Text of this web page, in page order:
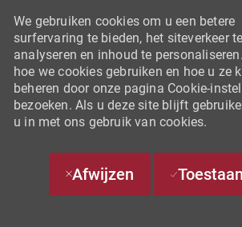
We gebruiken cookies om u een betere
surfervaring te bieden, het siteverkeer te
analyseren en inhoud te
hoe we cookies gebruiken en hoe u ze
beheren door onze pagina Cookie-
bezoeken. Als u deze site blijft
u in met ons gebruik van cookies.
Afwijzen Toestaan